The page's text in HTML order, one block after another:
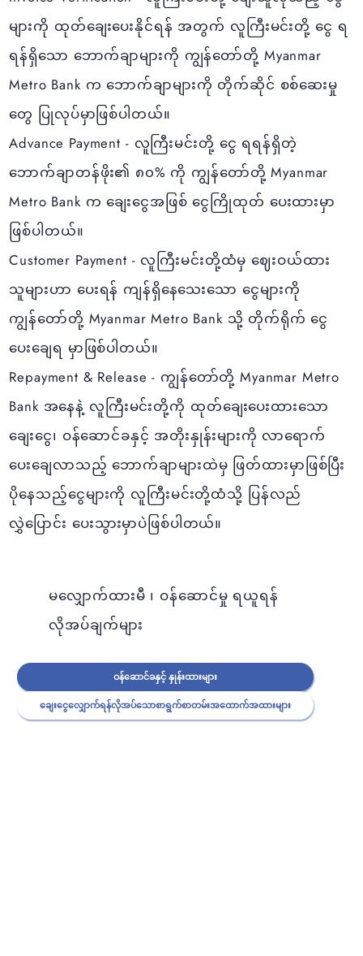
များကို ထုတ်ချေးပေးနိုင်ရန် အတွက် လူကြီးမင်းတို့ ငွေ ရ
ရန်ရှိသော ဘောက်ချာများကို ကျွန်တော်တို့ Myanmar
Metro Bank က ဘောက်ချာများကို တိုက်ဆိုင် စစ်ဆေးမှု
တွေ ပြုလုပ်မှာဖြစ်ပါတယ်။
Advance Payment - လူကြီးမင်းတို့ ငွေ ရရန်ရှိတဲ့
ဘောက်ချာတန်ဖိုး၏ ၈၀% ကို ကျွန်တော်တို့ Myanmar
Metro Bank က ချေးငွေအဖြစ် ငွေကြိုထုတ် ပေးထားမှာ
ဖြစ်ပါတယ်။
Customer Payment - လူကြီးမင်းတို့ထံမှ ဈေးဝယ်ထား
သူများဟာ ပေးရန် ကျန်ရှိနေသေးသော ငွေများကို
ကျွန်တော်တို့ Myanmar Metro Bank သို့ တိုက်ရိုက် ငွေ
ပေးချေရ မှာဖြစ်ပါတယ်။
Repayment & Release - ကျွန်တော်တို့ Myanmar Metro
Bank အနေနဲ့ လူကြီးမင်းတို့ကို ထုတ်ချေးပေးထားသော
ချေးငွေ၊ ဝန်ဆောင်ခနှင့် အတိုးနှုန်းများကို လာရောက်
ပေးချေလာသည့် ဘောက်ချာများထဲမှ ဖြတ်ထားမှာဖြစ်ပြီး
ပိုနေသည့်ငွေများကို လူကြီးမင်းတို့ထံသို့ ပြန်လည်
လွှဲပြောင်း ပေးသွားမှာပဲဖြစ်ပါတယ်။
ဝန်ဆောင်ခနှင့် နှုန်းထားများ
ချေးငွေလျှောက်ရန်လိုအပ်သောစာရွက်စာတမ်းအထောက်အထားများ
မလျှောက်ထားမီ ၊ ဝန်ဆောင်မှု ရယူရန်
လိုအပ်ချက်များ